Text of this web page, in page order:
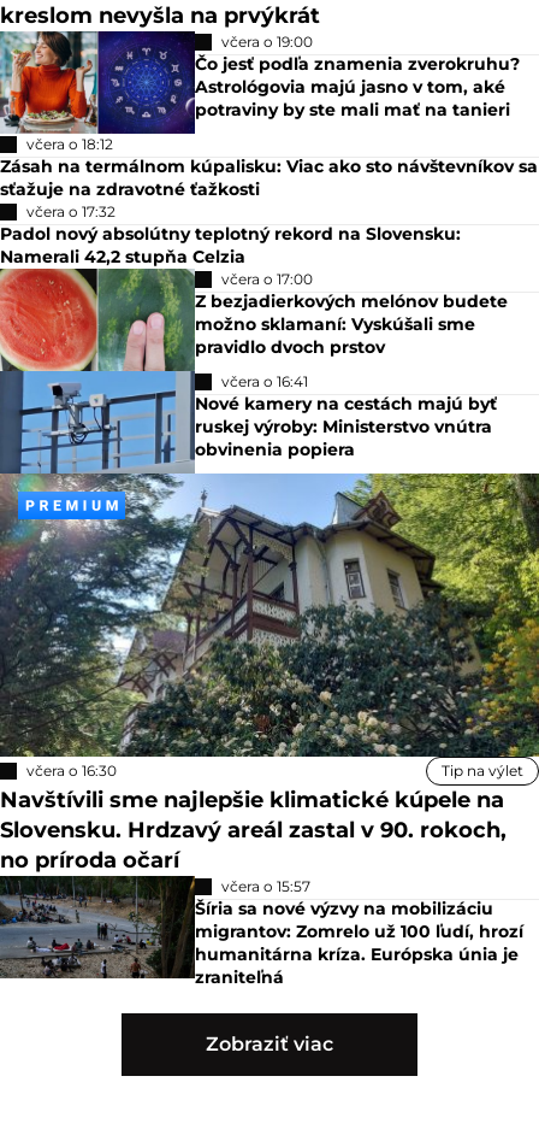
kreslom nevyšla na prvýkrát
včera o 19:00
Čo jesť podľa znamenia zverokruhu?
Astrológovia majú jasno v tom, aké
potraviny by ste mali mať na tanieri
včera o 18:12
Zásah na termálnom kúpalisku: Viac ako sto návštevníkov sa
sťažuje na zdravotné ťažkosti
včera o 17:32
Padol nový absolútny teplotný rekord na Slovensku:
Namerali 42,2 stupňa Celzia
včera o 17:00
Z bezjadierkových melónov budete
možno sklamaní: Vyskúšali sme
pravidlo dvoch prstov
včera o 16:41
Nové kamery na cestách majú byť
ruskej výroby: Ministerstvo vnútra
obvinenia popiera
včera o 16:30 Tip na výlet
Navštívili sme najlepšie klimatické kúpele na
Slovensku. Hrdzavý areál zastal v 90. rokoch,
no príroda očarí
včera o 15:57
Šíria sa nové výzvy na mobilizáciu
migrantov: Zomrelo už 100 ľudí, hrozí
humanitárna kríza. Európska únia je
zraniteľná
Zobraziť viac